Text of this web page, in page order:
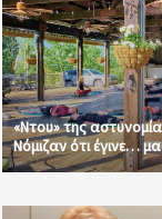
«Ντου» της
Νόμιζαν ότι έγινε…